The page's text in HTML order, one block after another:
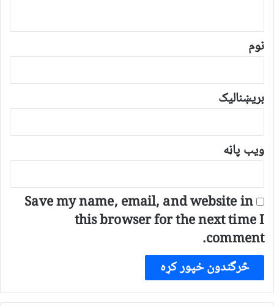
*
نوم
بریښنالیک
ویب پاڼه
Save my name, email, and website in
this browser for the next time I
comment.